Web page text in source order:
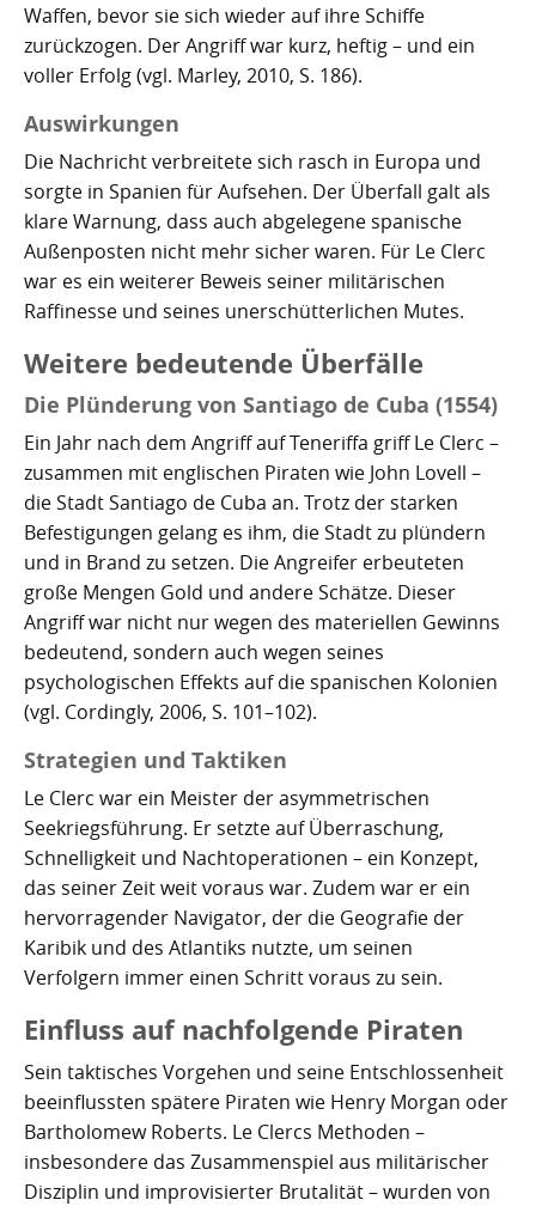
Waffen, bevor sie sich wieder auf ihre Schiffe
zurückzogen. Der Angriff war kurz, heftig – und ein
voller Erfolg (vgl. Marley, 2010, S. 186).
Auswirkungen
Die Nachricht verbreitete sich rasch in Europa und
sorgte in Spanien für Aufsehen. Der Überfall galt als
klare Warnung, dass auch abgelegene spanische
Außenposten nicht mehr sicher waren. Für Le Clerc
war es ein weiterer Beweis seiner militärischen
Raffinesse und seines unerschütterlichen Mutes.
Weitere bedeutende Überfälle
Die Plünderung von Santiago de Cuba (1554)
Ein Jahr nach dem Angriff auf Teneriffa griff Le Clerc –
zusammen mit englischen Piraten wie John Lovell –
die Stadt Santiago de Cuba an. Trotz der starken
Befestigungen gelang es ihm, die Stadt zu plündern
und in Brand zu setzen. Die Angreifer erbeuteten
große Mengen Gold und andere Schätze. Dieser
Angriff war nicht nur wegen des materiellen Gewinns
bedeutend, sondern auch wegen seines
psychologischen Effekts auf die spanischen Kolonien
(vgl. Cordingly, 2006, S. 101–102).
Strategien und Taktiken
Le Clerc war ein Meister der asymmetrischen
Seekriegsführung. Er setzte auf Überraschung,
Schnelligkeit und Nachtoperationen – ein Konzept,
das seiner Zeit weit voraus war. Zudem war er ein
hervorragender Navigator, der die Geografie der
Karibik und des Atlantiks nutzte, um seinen
Verfolgern immer einen Schritt voraus zu sein.
Einfluss auf nachfolgende Piraten
Sein taktisches Vorgehen und seine Entschlossenheit
beeinflussten spätere Piraten wie Henry Morgan oder
Bartholomew Roberts. Le Clercs Methoden –
insbesondere das Zusammenspiel aus militärischer
Disziplin und improvisierter Brutalität – wurden von